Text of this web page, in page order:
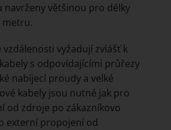
navrženy většinou pro délky
metru.
vzdálenosti vyžadují zvlášť k
s odpovídajícími průřezy
nabíjecí proudy a velké
kabely jsou nutné jak pro
od zdroje po zákazníkovo
externí propojení od